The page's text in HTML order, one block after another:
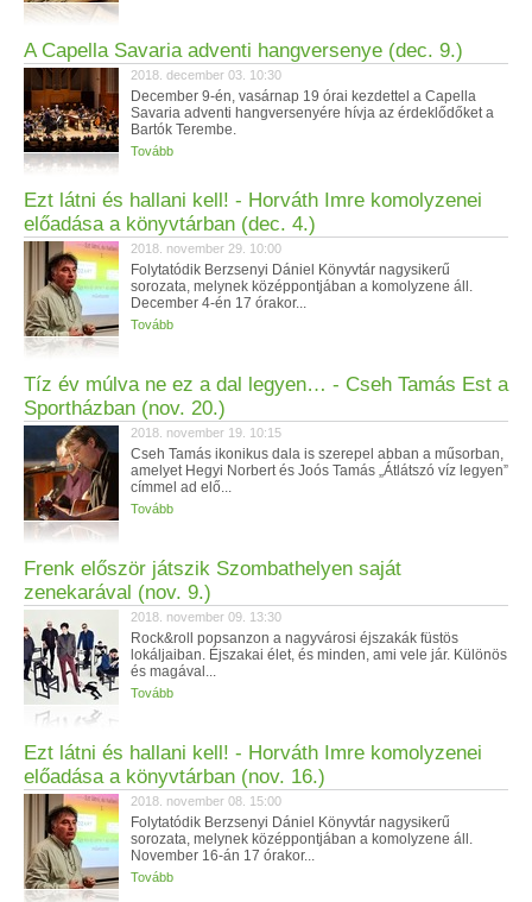
A Capella Savaria adventi hangversenye (dec. 9.)
2018. december 03. 10:30
December 9-én, vasárnap 19 órai kezdettel a Capella
Savaria adventi hangversenyére hívja az érdeklődőket a
Bartók Terembe.
Tovább
Ezt látni és hallani kell! - Horváth Imre komolyzenei
előadása a könyvtárban (dec. 4.)
2018. november 29. 10:00
Folytatódik Berzsenyi Dániel Könyvtár nagysikerű
sorozata, melynek középpontjában a komolyzene áll.
December 4-én 17 órakor...
Tovább
Tíz év múlva ne ez a dal legyen… - Cseh Tamás Est a
Sportházban (nov. 20.)
2018. november 19. 10:15
Cseh Tamás ikonikus dala is szerepel abban a műsorban,
amelyet Hegyi Norbert és Joós Tamás „Átlátszó víz legyen”
címmel ad elő...
Tovább
Frenk először játszik Szombathelyen saját
zenekarával (nov. 9.)
2018. november 09. 13:30
Rock&roll popsanzon a nagyvárosi éjszakák füstös
lokáljaiban. Éjszakai élet, és minden, ami vele jár. Különös
és magával...
Tovább
Ezt látni és hallani kell! - Horváth Imre komolyzenei
előadása a könyvtárban (nov. 16.)
2018. november 08. 15:00
Folytatódik Berzsenyi Dániel Könyvtár nagysikerű
sorozata, melynek középpontjában a komolyzene áll.
November 16-án 17 órakor...
Tovább